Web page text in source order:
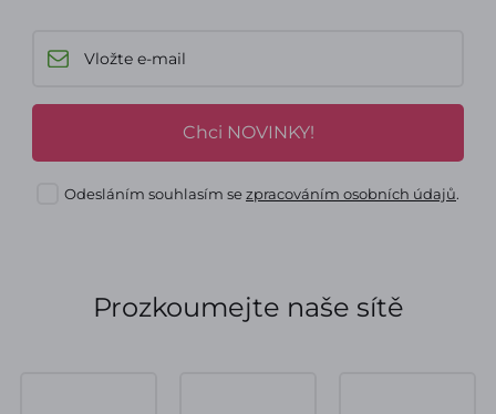
Chci NOVINKY!
Odesláním souhlasím sezpracováním osobních údajů.
Prozkoumejte naše sítě